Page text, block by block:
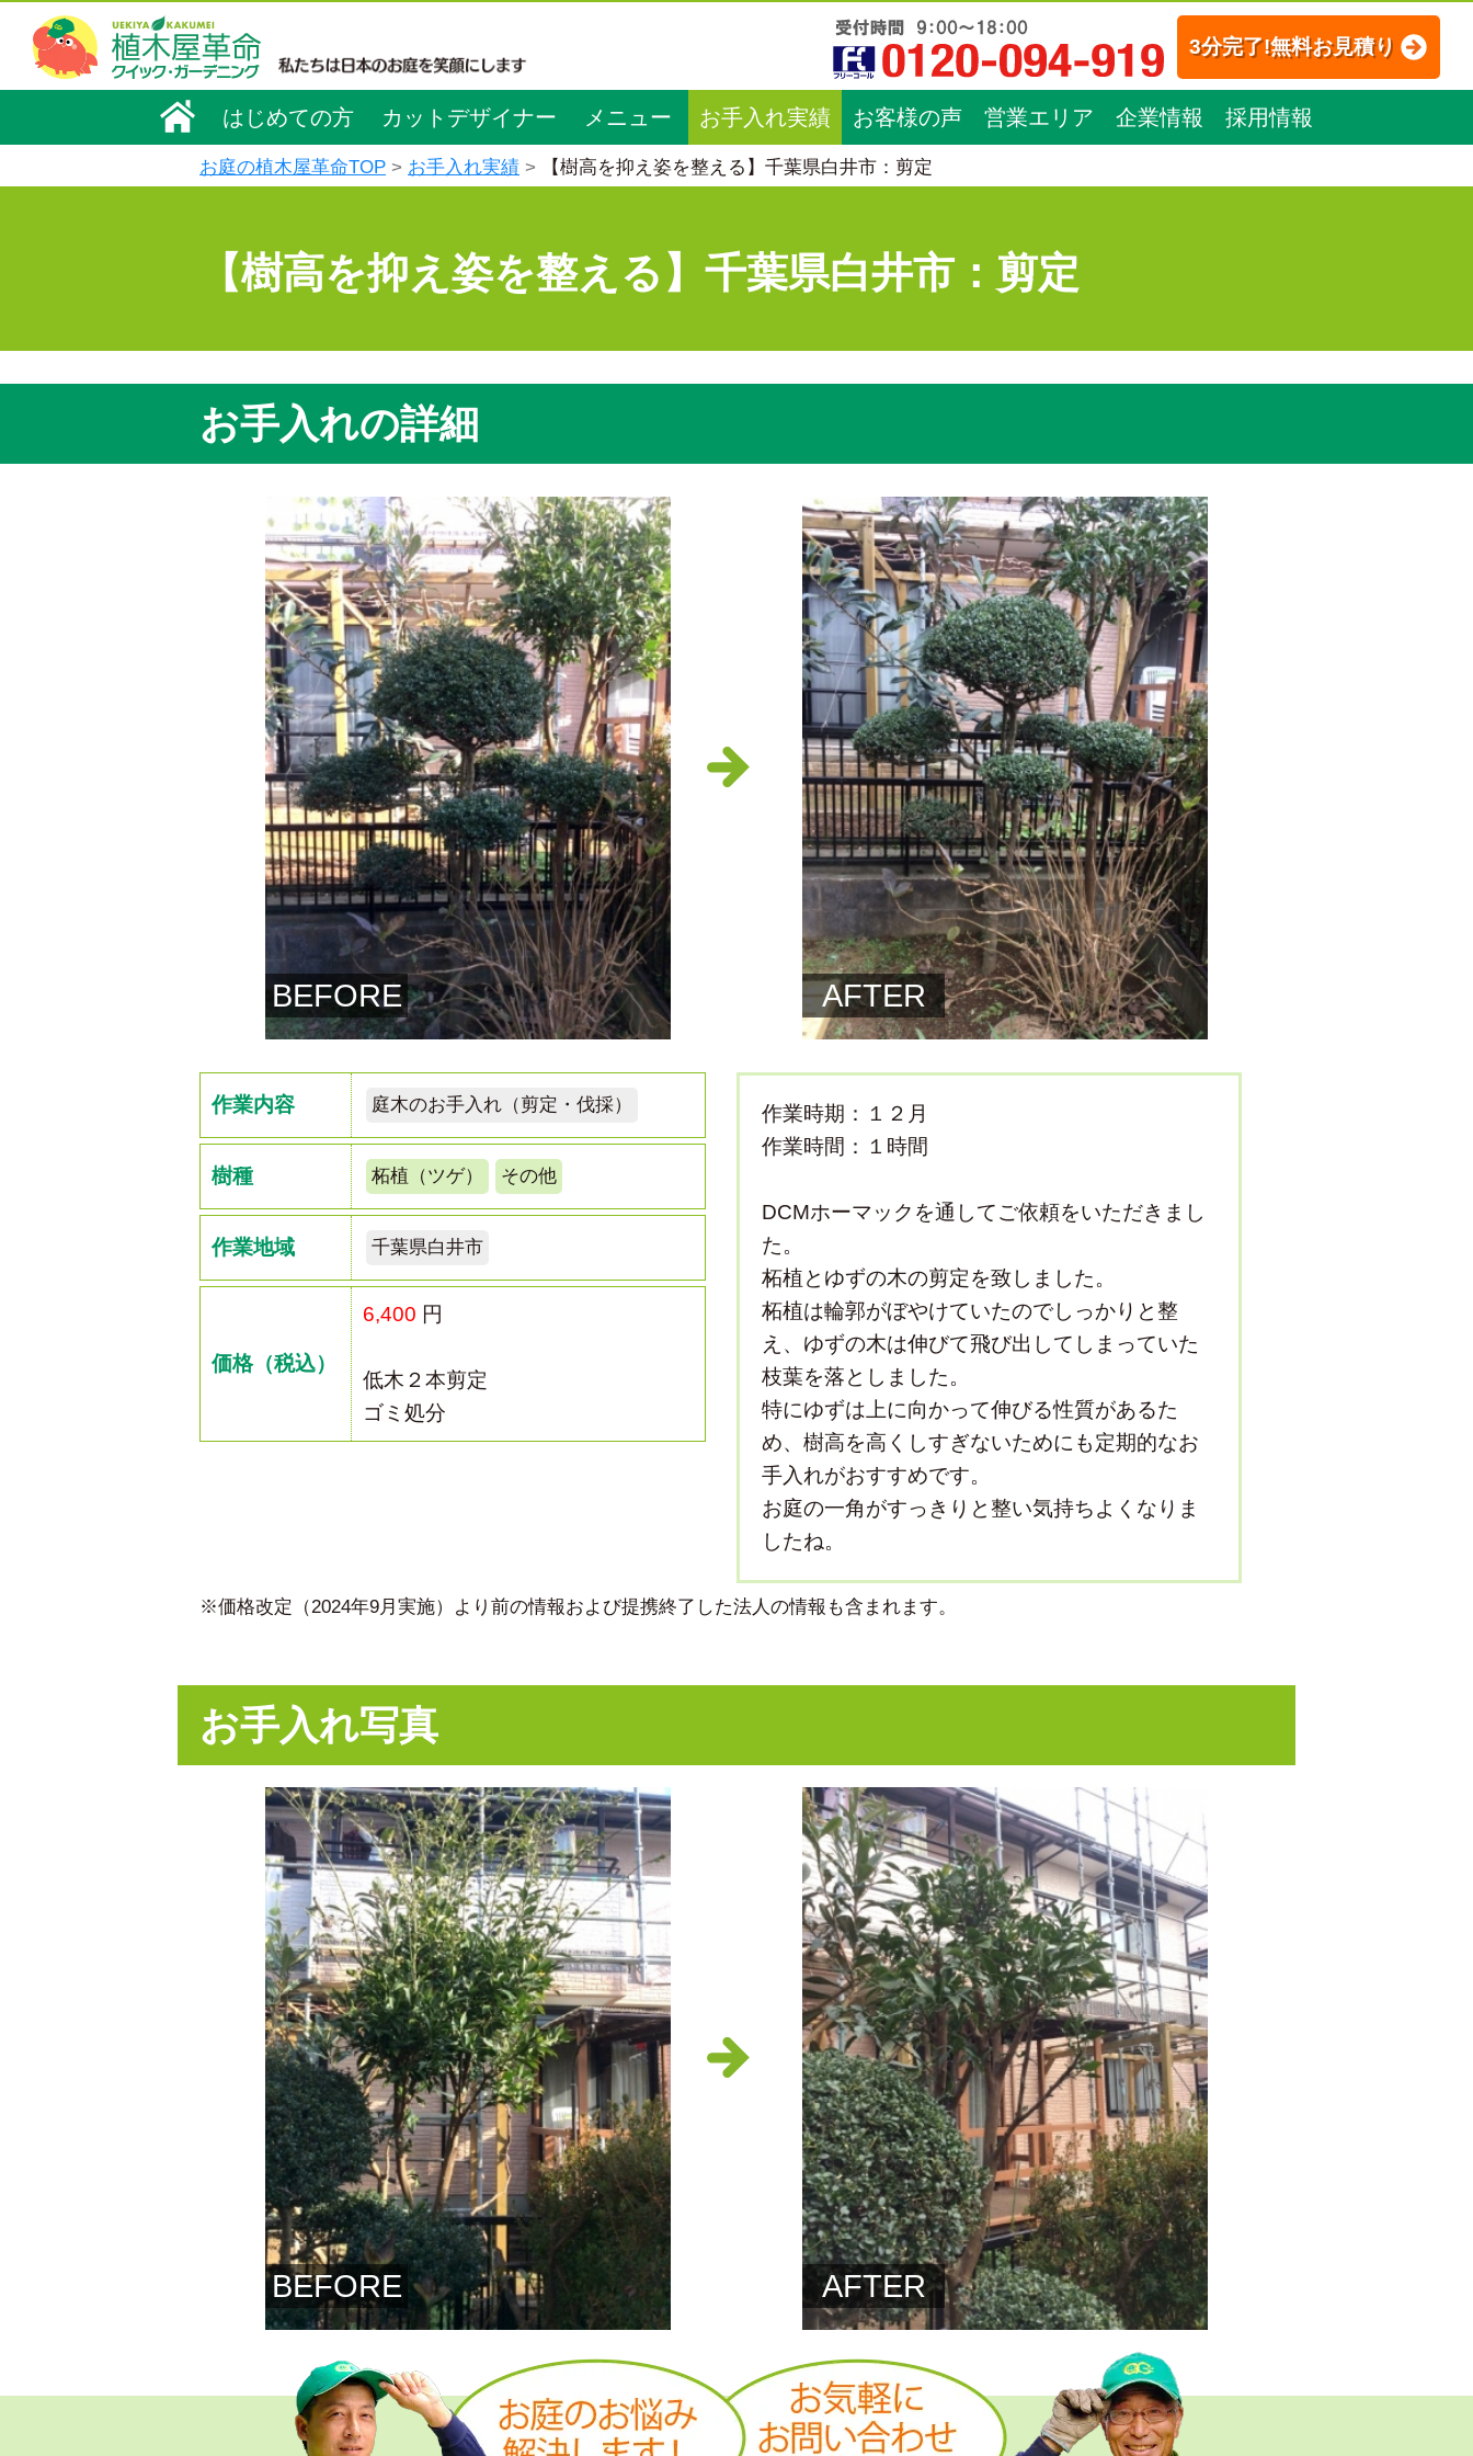
3分完了!無料お見積り
はじめての方 カットデザイナー メニュー お手入れ実績 お客様の声 営業エリア 企業情報 採用情報
お庭の植木屋革命TOP お手入れ実績 【樹高を抑え姿を整える】千葉県白井市：剪定
【樹高を抑え姿を整える】千葉県白井市：剪定
お手入れの詳細
BEFORE AFTER
作業内容 庭木のお手入れ（剪定・伐採）
樹種 柘植（ツゲ） その他
作業地域 千葉県白井市
価格（税込）
6,400 円
低木２本剪定
ゴミ処分
作業時期：１２月
作業時間：１時間
DCMホーマックを通してご依頼をいただきまし
た。
柘植とゆずの木の剪定を致しました。
柘植は輪郭がぼやけていたのでしっかりと整
え、ゆずの木は伸びて飛び出してしまっていた
枝葉を落としました。
特にゆずは上に向かって伸びる性質があるた
め、樹高を高くしすぎないためにも定期的なお
手入れがおすすめです。
お庭の一角がすっきりと整い気持ちよくなりま
したね。
※価格改定（2024年9月実施）より前の情報および提携終了した法人の情報も含まれます。
お手入れ写真
BEFORE AFTER